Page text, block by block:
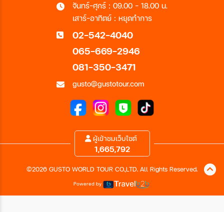
จันทร์-ศุกร์ : 09.00 - 18.00 น.
เสาร์-อาทิตย์ : หยุดทำการ
02-542-4040
065-669-2946
081-350-3471
gusto@gustotour.com
ผู้เข้าชมเว็บไซต์
1,665,792
©2026 GUSTO WORLD TOUR CO.,LTD. All Rights Reserved.
Powered by